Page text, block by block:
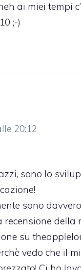
ai miei tempi
;-)
20:12
sono lo
sono
recensione della
su
vedo che il